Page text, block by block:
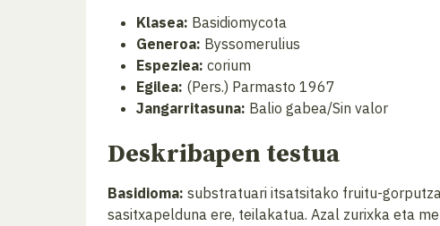
Klasea: Basidiomycota
Generoa: Byssomerulius
Espeziea: corium
Egilea: (Pers.) Parmasto 1967
Jangarritasuna: Balio gabea/Sin valor
Deskribapen testua
Basidioma: substratuari itsatsitako fruitu-
sasitxapelduna ere, teilakatua. Azal zurixka eta